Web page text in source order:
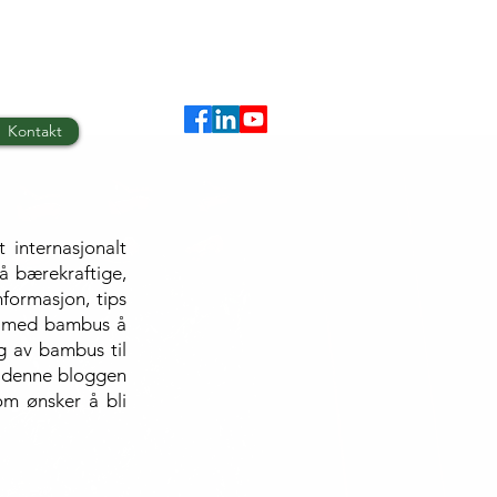
Kontakt
internasjonalt
bærekraftige,
tips
bambus å
av bambus til
bloggen
ønsker å bli